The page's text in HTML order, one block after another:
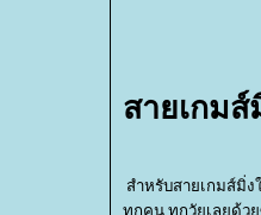
สายเกมส์
สำหรับสายเกมส์มิ่
ทุกคน ทุกวัยเลยด้ว